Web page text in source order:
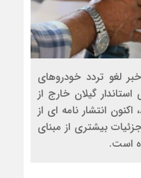
لغو تردد خودروهای
گیلان خارج از
انتشار نامه ای از
بیشتری از مبنای
است.